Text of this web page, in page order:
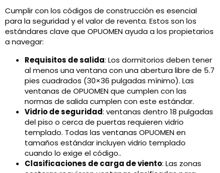
Cumplir con los códigos de construcción es esencial
para la seguridad y el valor de reventa. Estos son los
estándares clave que OPUOMEN ayuda a los propietarios
a navegar:
Requisitos de salida: Los dormitorios deben tener
al menos una ventana con una abertura libre de 5.7
pies cuadrados (30×36 pulgadas mínimo). Las
ventanas de OPUOMEN que cumplen con las
normas de salida cumplen con este estándar.
Vidrio de seguridad: ventanas dentro 18 pulgadas
del piso o cerca de puertas requieren vidrio
templado. Todas las ventanas OPUOMEN en
tamaños estándar incluyen vidrio templado
cuando lo exige el código..
Clasificaciones de carga de viento: Las zonas